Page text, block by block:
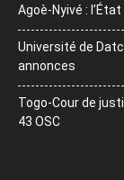
Agoè-Nyivé :
Université de
annonces
Togo-Cour de
43 OSC